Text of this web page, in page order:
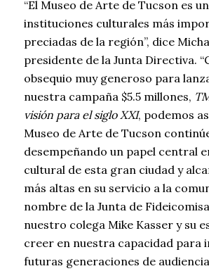
“El Museo de Arte de Tucson es
instituciones culturales más
preciadas de la región”, dice
presidente de la Junta Directiva.
obsequio muy generoso para
nuestra campaña $5.5 millones,
visión para el siglo XXI, podemos
Museo de Arte de Tucson
desempeñando un papel central
cultural de esta gran ciudad y
más altas en su servicio a la
nombre de la Junta de
nuestro colega Mike Kasser y su
creer en nuestra capacidad para
futuras generaciones de